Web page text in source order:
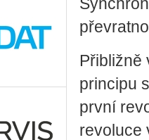
Přibližně
principu
první
revoluce